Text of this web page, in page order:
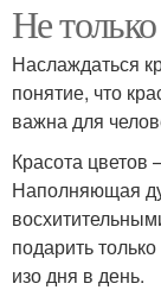
Не
Наслаждаться
понятие, что
важна для
Красота цветов
Наполняющая
подарить
изо дня в день.